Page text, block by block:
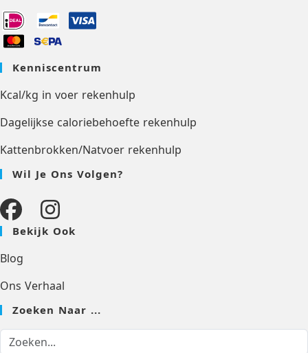
Kenniscentrum
Kcal/kg in voer rekenhulp
Dagelijkse caloriebehoefte rekenhulp
Kattenbrokken/Natvoer rekenhulp
Wil Je Ons Volgen?
Bekijk Ook
Blog
Ons Verhaal
Zoeken Naar ...